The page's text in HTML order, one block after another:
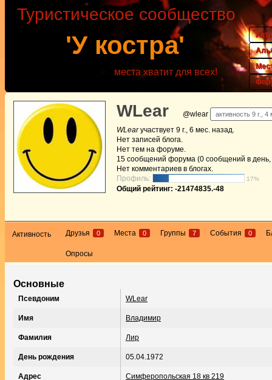
'У костра'
Туристическое сообщество
места хватит для всех!
WLear @wlear активность 9 г., 4
WLearучаствует 9 г., 6 мес. назад.
Нет записей блога.
Нет тем на форуме.
15 сообщений форума (0 сообщений в день,
Нет комментариев в блогах.
Профиль:
17%
Общий рейтинг: -21474835.-48
Активность Друзья 0 Места 0 Группы 7 События 0
Опросы
Основные
Псевдоним WLear
Имя Владимир
Фамилия Лир
День рождения 05.04.1972
Адрес Симферопольская 18 кв 219